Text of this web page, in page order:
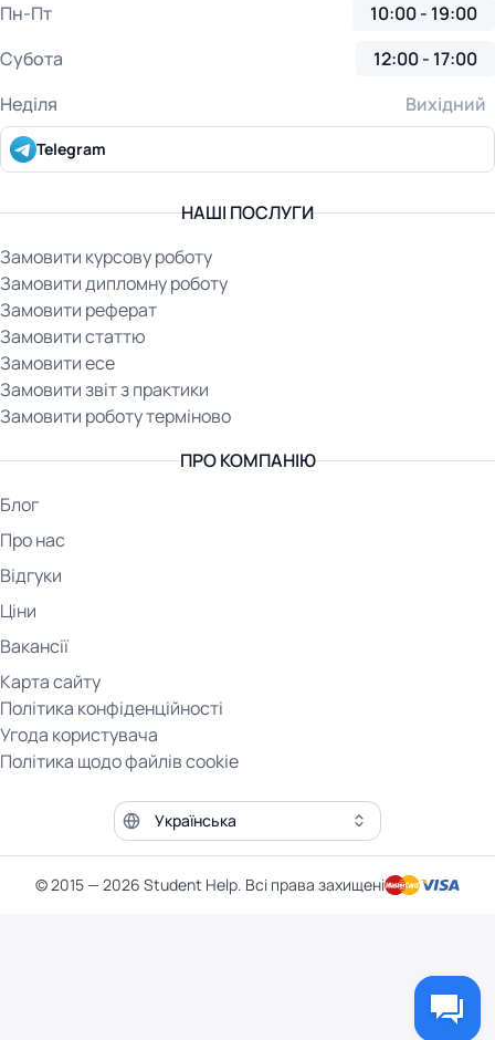
НАШІ ПОСЛУГИ
Замовити курсову роботу
Замовити дипломну роботу
Замовити реферат
Замовити статтю
Замовити есе
Замовити звіт з практики
Замовити роботу терміново
ПРО КОМПАНІЮ
Блог
Про нас
Відгуки
Ціни
Вакансії
Карта сайту
Політика конфіденційності
Угода користувача
Політика щодо файлів cookie
Пн-Пт
10:00 - 19:00
Субота
12:00 - 17:00
Неділя
Вихідний
Telegram
Мова сайту
© 2015 — 2026 Student Help. Всі права захищені